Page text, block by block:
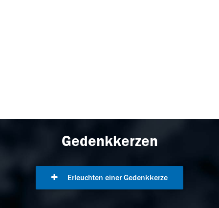
Gedenkkerzen
Erleuchten einer Gedenkkerze